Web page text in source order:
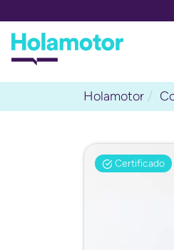
Holamotor
Certificado